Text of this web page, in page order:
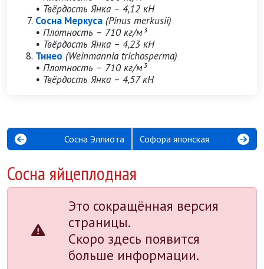
Сосна Эллиота Софора японская
Сосна яйцеплодная
Это сокращённая версия
страницы.
Скоро здесь появится
больше информации.
• Твёрдость Янка – 4,12 кН
Сосна Меркуса (Pinus merkusii)
• Плотность – 710 кг/м³
• Твёрдость Янка – 4,23 кН
Тинео (Weinmannia trichosperma)
• Плотность – 710 кг/м³
• Твёрдость Янка – 4,57 кН